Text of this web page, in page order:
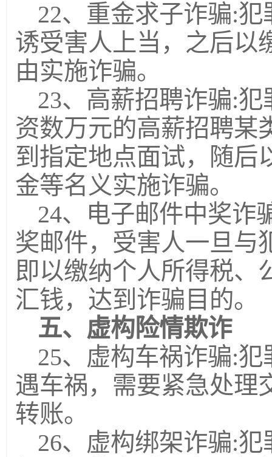
22、重金求子诈骗:
诱受害人上当，之后以
由实施诈骗。
23、高薪招聘诈骗:
资数万元的高薪招聘某
到指定地点面试，随后
金等名义实施诈骗。
24、电子邮件中奖诈
奖邮件，受害人一旦与
即以缴纳个人所得税、
汇钱，达到诈骗目的。
五、虚构险情欺诈
25、虚构车祸诈骗:
遇车祸，需要紧急处理
转账。
26、虚构绑架诈骗: